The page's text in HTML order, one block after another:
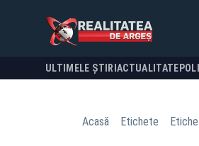
ULTIMELE ȘTIRI ACTUALITATE
Acasă Etichete